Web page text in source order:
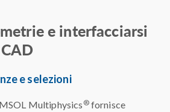
e interfacciarsi
e selezioni
Multiphysics ®fornisce